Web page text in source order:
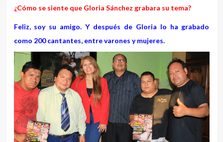
¿Cómo se siente que Gloria Sánchez grabara su tema?
Feliz, soy su amigo. Y después de Gloria lo ha grabado
como 200 cantantes, entre varones y mujeres.